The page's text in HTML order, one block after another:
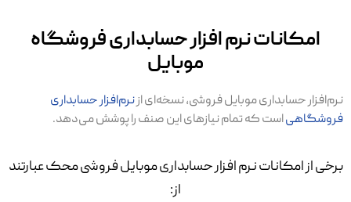
امکانات نرم افزار حسابداری فروشگاه
موبایل
نرم‌افزار حسابداری موبایل فروشی، نسخه‌ای ازنرم‌افزار حسابداری
فروشگاهیاست که تمام نیازهای این صنف را پوشش می‌دهد.
برخی از امکانات نرم افزار حسابداری موبایل فروشی محک عبارتند
از: